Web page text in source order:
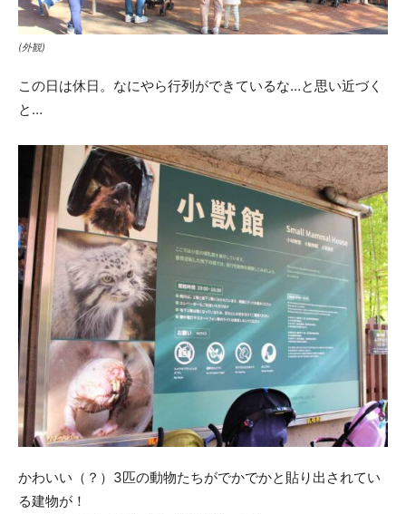
(外観)
この日は休日。なにやら行列ができているな…と思い近づく
と…
かわいい（？）3匹の動物たちがでかでかと貼り出されてい
る建物が！